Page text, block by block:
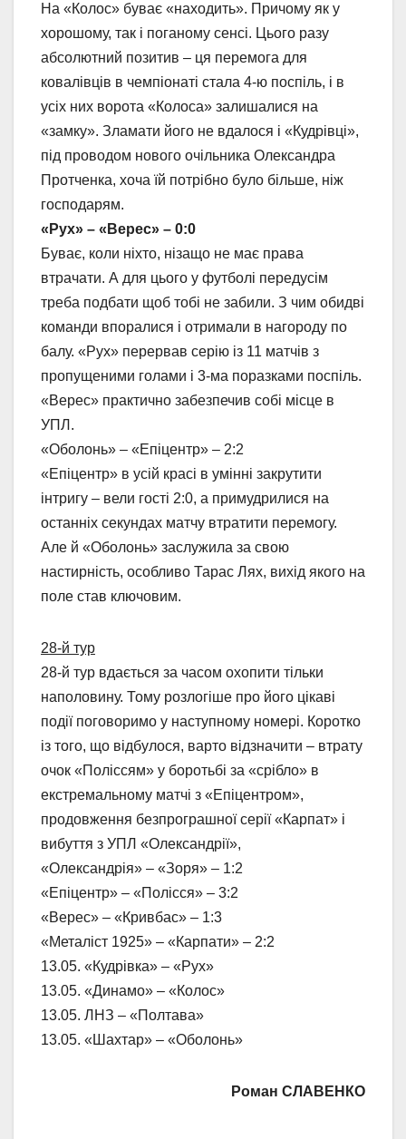
На «Колос» буває «находить». Причому як у
хорошому, так і поганому сенсі. Цього разу
абсолютний позитив – ця перемога для
ковалівців в чемпіонаті стала 4-ю поспіль, і в
усіх них ворота «Колоса» залишалися на
«замку». Зламати його не вдалося і «Кудрівці»,
під проводом нового очільника Олександра
Протченка, хоча їй потрібно було більше, ніж
господарям.
«Рух» – «Верес» – 0:0
Буває, коли ніхто, нізащо не має права
втрачати. А для цього у футболі передусім
треба подбати щоб тобі не забили. З чим обидві
команди впоралися і отримали в нагороду по
балу. «Рух» перервав серію із 11 матчів з
пропущеними голами і 3-ма поразками поспіль.
«Верес» практично забезпечив собі місце в
УПЛ.
«Оболонь» – «Епіцентр» – 2:2
«Епіцентр» в усій красі в умінні закрутити
інтригу – вели гості 2:0, а примудрилися на
останніх секундах матчу втратити перемогу.
Але й «Оболонь» заслужила за свою
настирність, особливо Тарас Лях, вихід якого на
поле став ключовим.
28-й тур
28-й тур вдається за часом охопити тільки
наполовину. Тому розлогіше про його цікаві
події поговоримо у наступному номері. Коротко
із того, що відбулося, варто відзначити – втрату
очок «Поліссям» у боротьбі за «срібло» в
екстремальному матчі з «Епіцентром»,
продовження безпрограшної серії «Карпат» і
вибуття з УПЛ «Олександрії»,
«Олександрія» – «Зоря» – 1:2
«Епіцентр» – «Полісся» – 3:2
«Верес» – «Кривбас» – 1:3
«Металіст 1925» – «Карпати» – 2:2
13.05. «Кудрівка» – «Рух»
13.05. «Динамо» – «Колос»
13.05. ЛНЗ – «Полтава»
13.05. «Шахтар» – «Оболонь»
Роман СЛАВЕНКО